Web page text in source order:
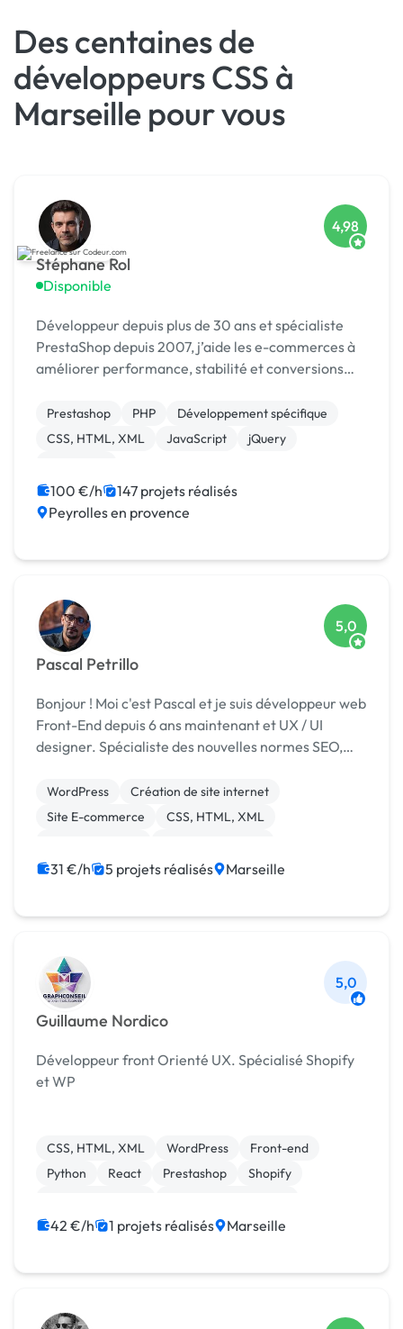
Des centaines de
développeurs CSS à
Marseille pour vous
Stéphane Rol
Disponible
4,98
Développeur depuis plus de 30 ans et spécialiste
PrestaShop depuis 2007, j’aide les e-commerces à
améliorer performance, stabilité et conversions
Prestashop PHP
Développement spécifique
CSS, HTML, XML
JavaScript
jQuery
100 €/h
147 projets réalisés
Peyrolles en provence
Pascal Petrillo
5,0
Bonjour ! Moi c'est Pascal et je suis développeur web
Front-End depuis 6 ans maintenant et UX / UI
designer. Spécialiste des nouvelles normes SEO,
quelque soit le projet, création de site, ref...
WordPress
Création de site internet
Site E-commerce
CSS, HTML, XML
Migration ou refonte de site
Site clé en main
31 €/h 5 projets réalisés Marseille
Guillaume Nordico
5,0
Développeur front Orienté UX. Spécialisé Shopify
et WP
CSS, HTML, XML WordPress
Front-end
Python
React Prestashop
Shopify
Integration HTML
42 €/h 1 projets réalisés Marseille